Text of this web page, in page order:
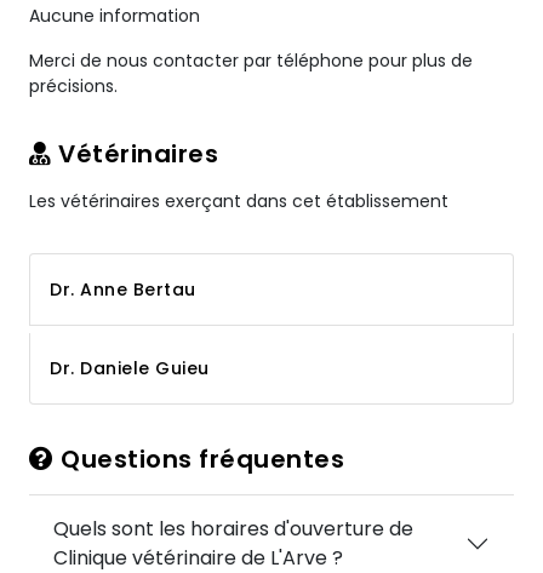
Aucune information
Merci de nous contacter par téléphone pour plus de
précisions.
Vétérinaires
Les vétérinaires exerçant dans cet établissement
Dr. Anne Bertau
Dr. Daniele Guieu
Questions fréquentes
Quels sont les horaires d'ouverture de
Clinique vétérinaire de L'Arve ?